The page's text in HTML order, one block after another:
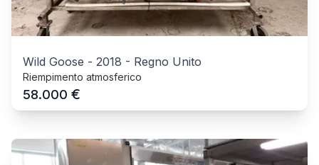
Wild Goose - 2018 - Regno Unito
Riempimento atmosferico
58.000 €